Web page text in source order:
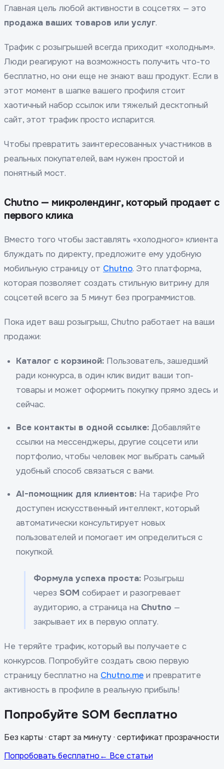
Главная цель любой активности в соцсетях — это
продажа ваших товаров или услуг.
Трафик с розыгрышей всегда приходит «холодным».
Люди реагируют на возможность получить что-то
бесплатно, но они еще не знают ваш продукт. Если в
этот момент в шапке вашего профиля стоит
хаотичный набор ссылок или тяжелый десктопный
сайт, этот трафик просто испарится.
Чтобы превратить заинтересованных участников в
реальных покупателей, вам нужен простой и
понятный мост.
Chutno — микролендинг, который продает с
первого клика
Вместо того чтобы заставлять «холодного» клиента
блуждать по директу, предложите ему удобную
мобильную страницу от Chutno. Это платформа,
которая позволяет создать стильную витрину для
соцсетей всего за 5 минут без программистов.
Пока идет ваш розыгрыш, Chutno работает на ваши
продажи:
Каталог с корзиной: Пользователь, зашедший
ради конкурса, в один клик видит ваши топ-
товары и может оформить покупку прямо здесь и
сейчас.
Все контакты в одной ссылке: Добавляйте
ссылки на мессенджеры, другие соцсети или
портфолио, чтобы человек мог выбрать самый
удобный способ связаться с вами.
AI-помощник для клиентов: На тарифе Pro
доступен искусственный интеллект, который
автоматически консультирует новых
пользователей и помогает им определиться с
покупкой.
Формула успеха проста: Розыгрыш
через SOM собирает и разогревает
аудиторию, а страница на Chutno —
закрывает их в первую оплату.
Не теряйте трафик, который вы получаете с
конкурсов. Попробуйте создать свою первую
страницу бесплатно на Chutno.me и превратите
активность в профиле в реальную прибыль!
Попробуйте SOM бесплатно
Без карты · старт за минуту · сертификат прозрачности
Попробовать бесплатно← Все статьи